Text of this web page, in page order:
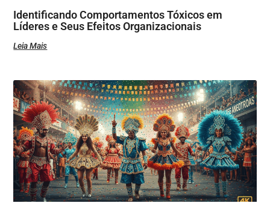
Identificando Comportamentos Tóxicos em
Líderes e Seus Efeitos Organizacionais
Leia Mais